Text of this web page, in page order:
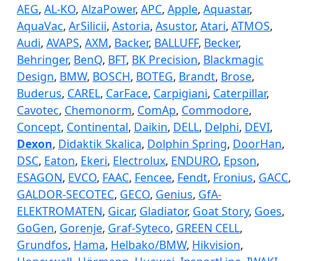
AEG, AL-KO, AlzaPower, APC, Apple, Aquastar,
AquaVac, ArSilicii, Astoria, Asustor, Atari, ATMOS,
Audi, AVAPS, AXM, Backer, BALLUFF, Becker,
Behringer, BenQ, BFT, BK Precision, Blackmagic
Design, BMW, BOSCH, BOTEG, Brandt, Brose,
Buderus, CAREL, CarFace, Carpigiani, Caterpillar,
Cavotec, Chemonorm, ComAp, Commodore,
Concept, Continental, Daikin, DELL, Delphi, DEVI,
Dexon, Didaktik Skalica, Dolphin Spring, DoorHan,
DSC, Eaton, Ekeri, Electrolux, ENDURO, Epson,
ESAGON, EVCO, FAAC, Fencee, Fendt, Fronius, GACC,
GALDOR-SECOTEC, GECO, Genius, GfA-
ELEKTROMATEN, Gicar, Gladiator, Goat Story, Goes,
GoGen, Gorenje, Graf-Syteco, GREEN CELL,
Grundfos, Hama, Helbako/BMW, Hikvision,